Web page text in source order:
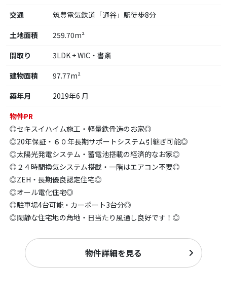
交通
筑豊電気鉄道「通谷」駅徒歩8分
土地面積
259.70m²
間取り
3LDK + WIC・書斎
建物面積
97.77m²
築年月
2019年6 月
物件PR
◎セキスイハイム施工・軽量鉄骨造のお家◎
◎20年保証・６０年長期サポートシステム引継ぎ可能◎
◎太陽光発電システム・蓄電池搭載の経済的なお家◎
◎２４時間換気システム搭載・一階はエアコン不要◎
◎ZEH・長期優良認定住宅◎
◎オール電化住宅◎
◎駐車場4台可能・カーポート3台分◎
◎閑静な住宅地の角地・日当たり風通し良好です！◎
物件詳細を見る